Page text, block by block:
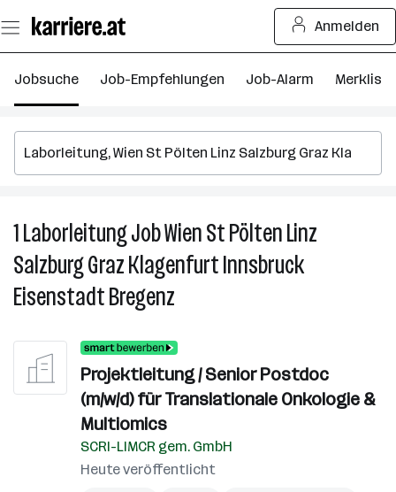
Seiteninhalt
springen
Anmelden
Jobsuche Job-Empfehlungen Job-Alarm Merkliste
1LaborleitungJobWien St Pölten Linz
Salzburg Graz Klagenfurt Innsbruck
Eisenstadt Bregenz
Projektleitung / Senior Postdoc
(m/w/d) für Translationale Onkologie &
Multiomics
SCRI-LIMCR gem. GmbH
Heute veröffentlicht